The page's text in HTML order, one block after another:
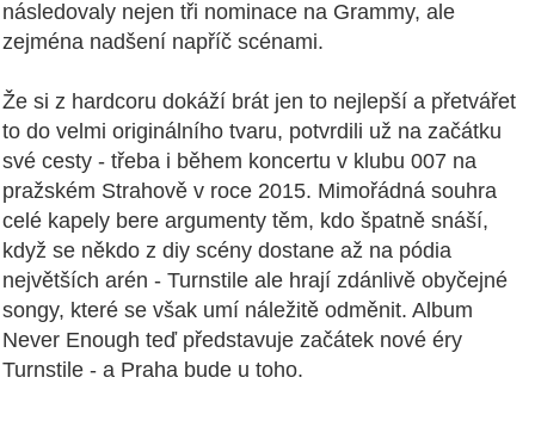
následovaly nejen tři nominace na Grammy, ale
zejména nadšení napříč scénami.
Že si z hardcoru dokáží brát jen to nejlepší a přetvářet
to do velmi originálního tvaru, potvrdili už na začátku
své cesty - třeba i během koncertu v klubu 007 na
pražském Strahově v roce 2015. Mimořádná souhra
celé kapely bere argumenty těm, kdo špatně snáší,
když se někdo z diy scény dostane až na pódia
největších arén - Turnstile ale hrají zdánlivě obyčejné
songy, které se však umí náležitě odměnit. Album
Never Enough teď představuje začátek nové éry
Turnstile - a Praha bude u toho.